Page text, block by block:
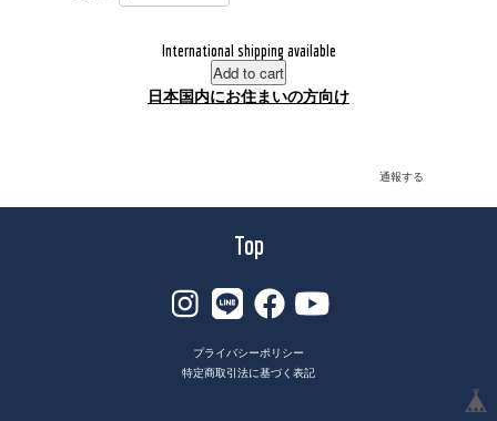
International shipping available
Add to cart
日本国内にお住まいの方向け
通報する
Top
プライバシーポリシー
特定商取引法に基づく表記